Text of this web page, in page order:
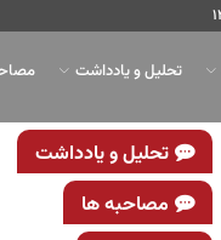
تحلیل و یادداشت
تحلیل و یادداشت
مصاحبه ها